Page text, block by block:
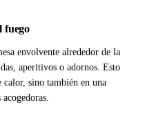
fuego
envolvente alrededor de la
aperitivos o adornos. Esto
sino también en una